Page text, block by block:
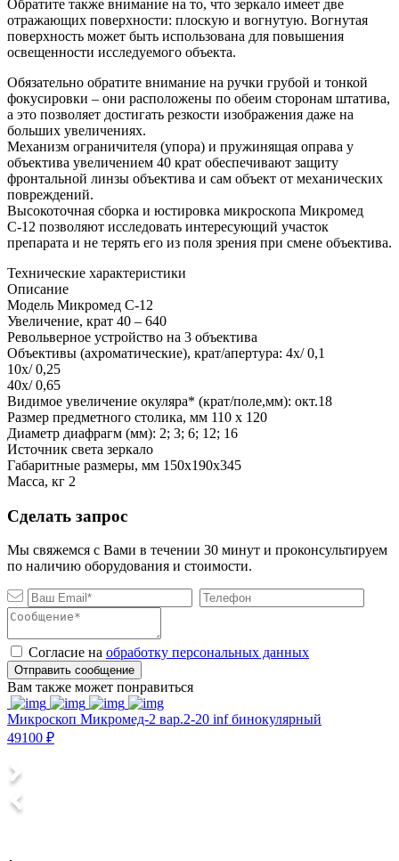
Обратите также внимание на то, что зеркало имеет две
отражающих поверхности: плоскую и вогнутую. Вогнутая
поверхность может быть использована для повышения
освещенности исследуемого объекта.
Обязательно обратите внимание на ручки грубой и тонкой
фокусировки – они расположены по обеим сторонам штатива,
а это позволяет достигать резкости изображения даже на
больших увеличениях.
Механизм ограничителя (упора) и пружинящая оправа у
объектива увеличением 40 крат обеспечивают защиту
фронтальной линзы объектива и сам объект от механических
повреждений.
Высокоточная сборка и юстировка микроскопа Микромед
С-12 позволяют исследовать интересующий участок
препарата и не терять его из поля зрения при смене объектива.
Технические характеристики
Описание
Модель Микромед С-12
Увеличение, крат 40 – 640
Револьверное устройство на 3 объектива
Объективы (ахроматические), крат/апертура: 4х/ 0,1
10х/ 0,25
40х/ 0,65
Видимое увеличение окуляра* (крат/поле,мм): окт.18
Размер предметного столика, мм 110 х 120
Диаметр диафрагм (мм): 2; 3; 6; 12; 16
Источник света зеркало
Габаритные размеры, мм 150х190х345
Масса, кг 2
Сделать запрос
Мы свяжемся с Вами в течении 30 минут и проконсультируем
по наличию оборудования и стоимости.
Согласие на обработку персональных данных
Отправить сообщение
Вам также может понравиться
Микроскоп Микромед-2 вар.2-20 inf бинокулярный
49100 ₽